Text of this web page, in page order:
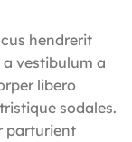
hendrerit
vestibulum a
libero
sodales.
parturient